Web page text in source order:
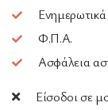
Φ.Π.Α.
Ασφάλεια
Είσοδοι σε